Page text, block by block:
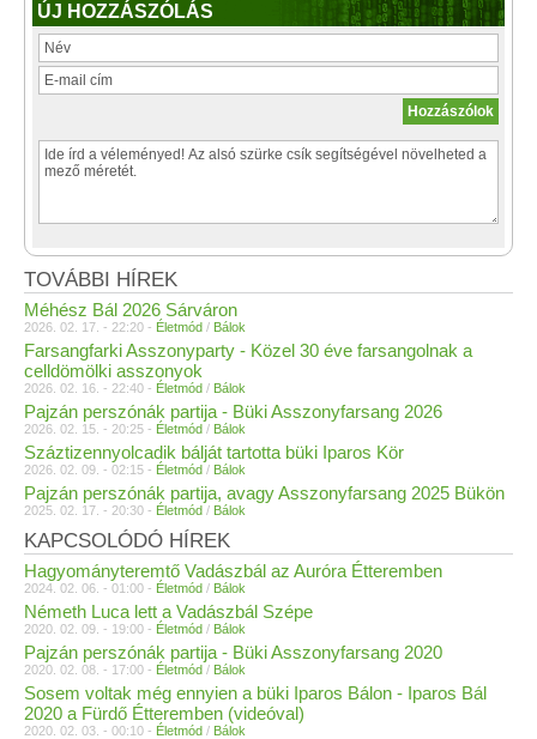
ÚJ HOZZÁSZÓLÁS
TOVÁBBI HÍREK
Méhész Bál 2026 Sárváron
2026. 02. 17. - 22:20 - Életmód / Bálok
Farsangfarki Asszonyparty - Közel 30 éve farsangolnak a
celldömölki asszonyok
2026. 02. 16. - 22:40 - Életmód / Bálok
Pajzán perszónák partija - Büki Asszonyfarsang 2026
2026. 02. 15. - 20:25 - Életmód / Bálok
Száztizennyolcadik bálját tartotta büki Iparos Kör
2026. 02. 09. - 02:15 - Életmód / Bálok
Pajzán perszónák partija, avagy Asszonyfarsang 2025 Bükön
2025. 02. 17. - 20:30 - Életmód / Bálok
KAPCSOLÓDÓ HÍREK
Hagyományteremtő Vadászbál az Auróra Étteremben
2024. 02. 06. - 01:00 - Életmód / Bálok
Németh Luca lett a Vadászbál Szépe
2020. 02. 09. - 19:00 - Életmód / Bálok
Pajzán perszónák partija - Büki Asszonyfarsang 2020
2020. 02. 08. - 17:00 - Életmód / Bálok
Sosem voltak még ennyien a büki Iparos Bálon - Iparos Bál
2020 a Fürdő Étteremben (videóval)
2020. 02. 03. - 00:10 - Életmód / Bálok